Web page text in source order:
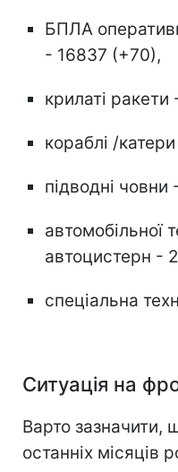
БПЛА
- 16837 (+70),
крилаті
кораблі /
підводні човни
автомобільної
автоцистерн -
спеціальна
Ситуація на
Варто зазначити,
останніх місяців